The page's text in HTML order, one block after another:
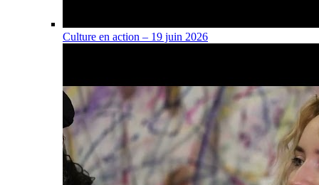
Culture en action – 19 juin 2026